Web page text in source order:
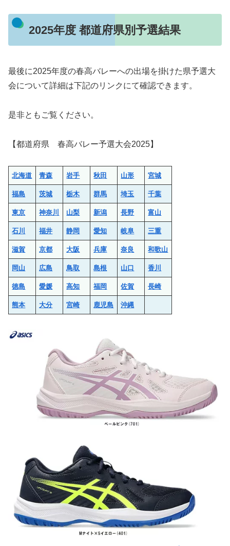
2025年度 都道府県別予選結果
最後に2025年度の春高バレーへの出場を掛けた県予選大
会について詳細は下記のリンクにて確認できます。
是非ともご覧ください。
【都道府県 春高バレー予選大会2025】
北海道 青森 岩手 秋田 山形 宮城
福島 茨城 栃木 群馬 埼玉 千葉
東京 神奈川 山梨 新潟 長野 富山
石川 福井 静岡 愛知 岐阜 三重
滋賀 京都 大阪 兵庫 奈良 和歌山
岡山 広島 鳥取 島根 山口 香川
徳島 愛媛 高知 福岡 佐賀 長崎
熊本 大分 宮崎 鹿児島 沖縄